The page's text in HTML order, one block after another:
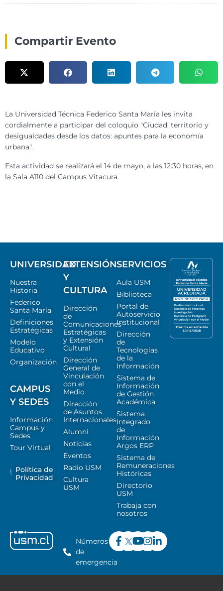
La Universidad Técnica Federico Santa María les invita
cordialmente a participar del coloquio "Ciudad, territorio y
desigualdades desde los datos: apuntes para la economía
urbana".
Esta actividad se realizará el 14 de mayo, a las 12:30 horas, en
la Sala A110 del Campus Vitacura.
Compartir Evento
UNIVERSIDAD
Nuestra
Historia
Federico
Santa María
Definiciones
Estratégicas
Modelo
Educativo
Organización
CAMPUS
Y SEDES
Información
Campus y
Sedes
Tour Virtual
Política de
Privacidad
EXTENSIÓN
Y
CULTURA
Dirección
de
Comunicaciones
Estratégicas
y Extensión
Cultural
Dirección
General de
Vinculación
con el
Medio
Dirección
de Asuntos
Internacionales
Alumni
Noticias
Eventos
Radio USM
Cultura
USM
SERVICIOS
Aula USM
Biblioteca
Portal de
Autoservicio
Institucional
Dirección
de
Tecnologías
de la
Información
Sistema de
Información
de Gestión
Académica
Sistema
Integrado
de
Información
Argos ERP
Sistema de
Remuneraciones
Históricas
Directorio
USM
Trabaja con
nosotros
Números
de
emergencia